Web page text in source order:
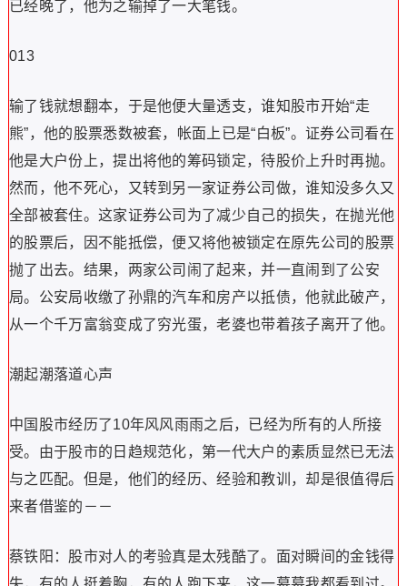
已经晚了，他为之输掉了一大笔钱。
013
输了钱就想翻本，于是他便大量透支，谁知股市开始“走
熊”，他的股票悉数被套，帐面上已是“白板”。证券公司看在
他是大户份上，提出将他的筹码锁定，待股价上升时再抛。
然而，他不死心，又转到另一家证券公司做，谁知没多久又
全部被套住。这家证券公司为了减少自己的损失，在抛光他
的股票后，因不能抵偿，便又将他被锁定在原先公司的股票
抛了出去。结果，两家公司闹了起来，并一直闹到了公安
局。公安局收缴了孙鼎的汽车和房产以抵债，他就此破产，
从一个千万富翁变成了穷光蛋，老婆也带着孩子离开了他。
潮起潮落道心声
中国股市经历了10年风风雨雨之后，已经为所有的人所接
受。由于股市的日趋规范化，第一代大户的素质显然已无法
与之匹配。但是，他们的经历、经验和教训，却是很值得后
来者借鉴的－－
蔡铁阳：股市对人的考验真是太残酷了。面对瞬间的金钱得